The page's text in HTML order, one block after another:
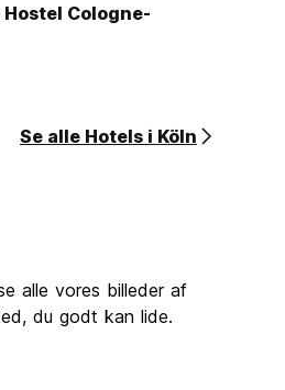
Cologne-
Se alle Hotels i Köln
alle vores billeder af
du godt kan lide.